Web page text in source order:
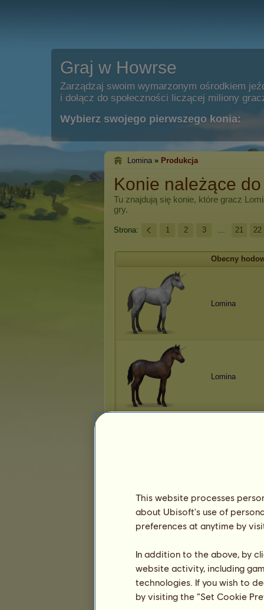
Graj w Howrse
Zarządzaj swoim wymarzonym ośrodkiem
i dołącz do społeczności liczącej miliony
Wybierz swojego pierwszego konia:
Lomina » Produkcja
Konie należące
Tu znajdują się konie, które gracz
gry.
Strona: 1 2 3 ... 21 22
Obecny
Lomina
Lomina
Lomina
Lomina
This website processes
about Ubisoft's use of
preferences at anytime by
In addition to the above, by
website activity, including
technologies. If you wish to
by visiting the “Set Cookie